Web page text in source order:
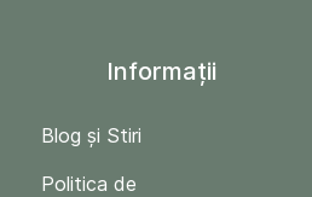
Informații
Blog și Stiri
Politica de